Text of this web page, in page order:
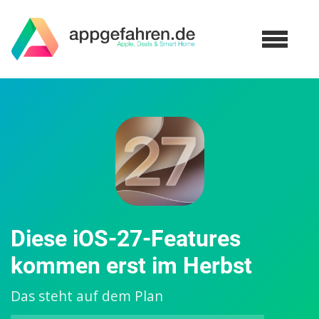
Diese iOS-27-Features
kommen erst im Herbst
Das steht auf dem Plan